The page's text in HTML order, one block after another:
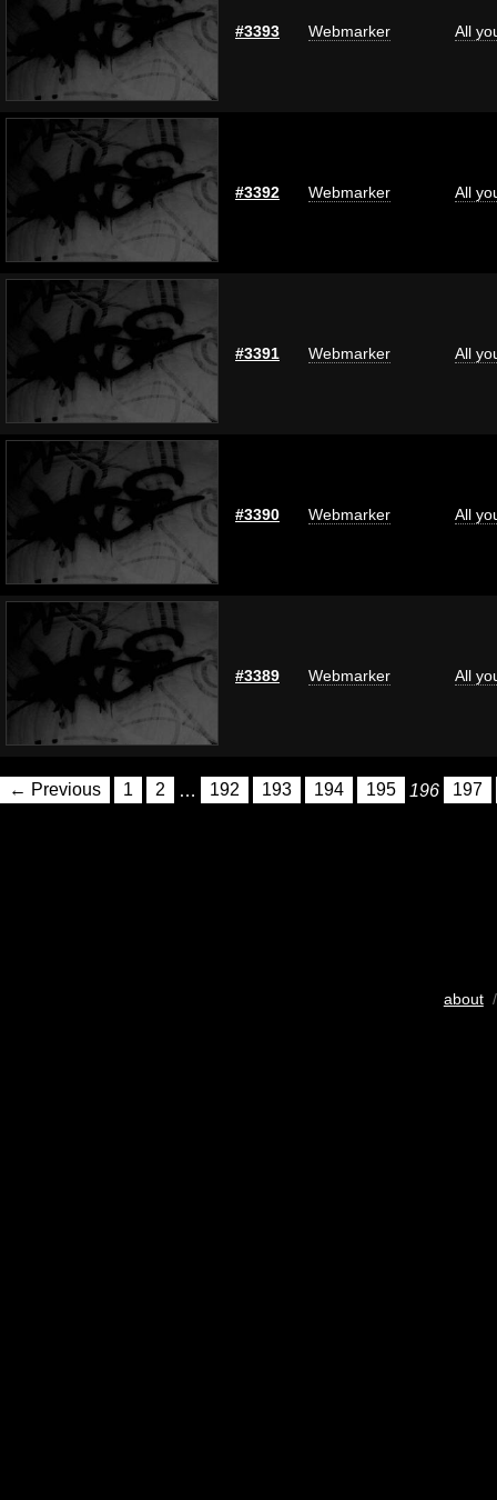
#3393 Webmarker All
#3392 Webmarker All
#3391 Webmarker All
#3390 Webmarker All
#3389 Webmarker All
← Previous 1 2 … 192 193 194 195 196 197
about